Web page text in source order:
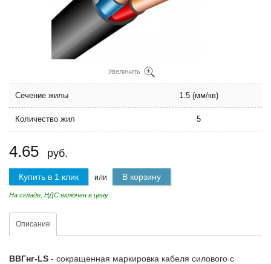
Увеличить
Сечение жилы 1.5 (мм/кв)
Количество жил 5
4.65 руб.
Купить в 1 клик или В корзину
На складе, НДС включен в цену
Описание
ВВГнг-LS - сокращенная маркировка кабеля силового с